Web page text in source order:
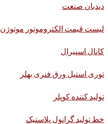
دیدبان صنعت
لیست قیمت الکتروموتور موتوژن
کانال اسپیرال
توری استیل ورق فنری بهلر
تولید کننده کوپلر
خط تولید گرانول پلاستیک